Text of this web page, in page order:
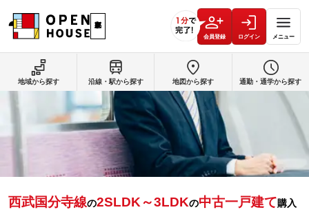
会員登録 ログイン メニュー
西武国分寺線の2SLDK～3LDKの中古一戸建て購入
地域から探す 沿線・駅から探す 地図から探す 通勤・通学から探す